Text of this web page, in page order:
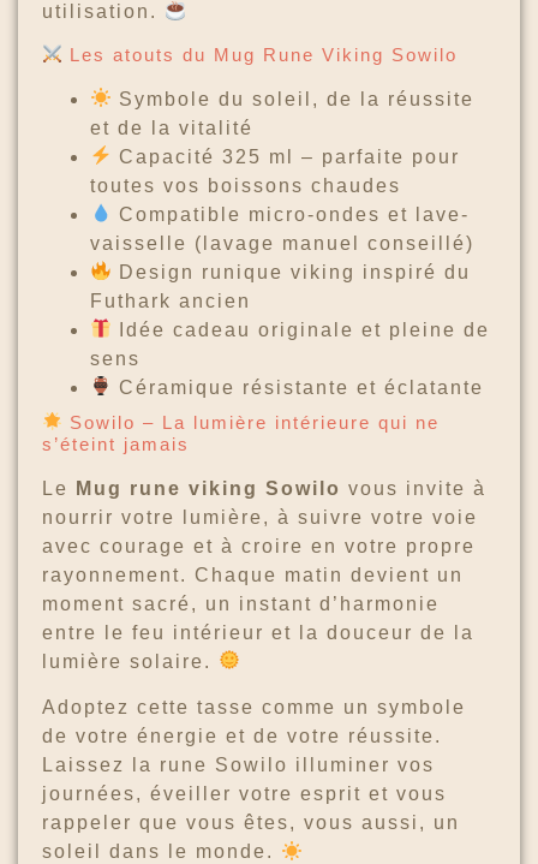
utilisation.
Les atouts du Mug Rune Viking Sowilo
Symbole du soleil, de la réussite
et de la vitalité
Capacité 325 ml – parfaite pour
toutes vos boissons chaudes
Compatible micro-ondes et lave-
vaisselle (lavage manuel conseillé)
Design runique viking inspiré du
Futhark ancien
Idée cadeau originale et pleine de
sens
Céramique résistante et éclatante
Sowilo – La lumière intérieure qui ne
s’éteint jamais
Le Mug rune viking Sowilo vous invite à
nourrir votre lumière, à suivre votre voie
avec courage et à croire en votre propre
rayonnement. Chaque matin devient un
moment sacré, un instant d’harmonie
entre le feu intérieur et la douceur de la
lumière solaire.
Adoptez cette tasse comme un symbole
de votre énergie et de votre réussite.
Laissez la rune Sowilo illuminer vos
journées, éveiller votre esprit et vous
rappeler que vous êtes, vous aussi, un
soleil dans le monde.